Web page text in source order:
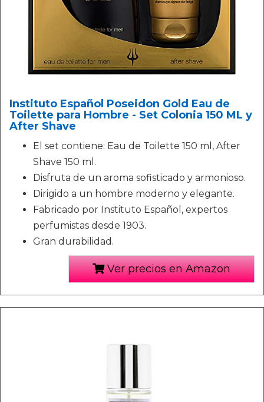
Instituto Español Poseidon Gold Eau de
Toilette para Hombre - Set Colonia 150 ML y
After Shave
El set contiene: Eau de Toilette 150 ml, After
Shave 150 ml.
Disfruta de un aroma sofisticado y armonioso.
Dirigido a un hombre moderno y elegante.
Fabricado por Instituto Español, expertos
perfumistas desde 1903.
Gran durabilidad.
Ver precios en Amazon